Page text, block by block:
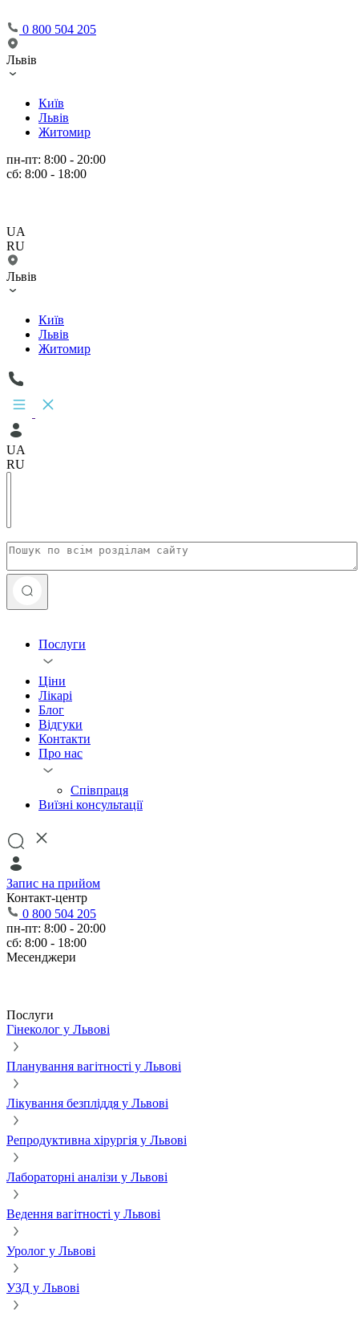
0 800 504 205
Львів
Київ
Львів
Житомир
пн-пт: 8:00 - 20:00
сб: 8:00 - 18:00
UA
RU
Львів
Київ
Львів
Житомир
UA
RU
Послуги
Ціни
Лікарі
Блог
Відгуки
Контакти
Про нас
Співпраця
Виїзні консультації
Запис на прийом
Контакт-центр
0 800 504 205
пн-пт: 8:00 - 20:00
сб: 8:00 - 18:00
Месенджери
Послуги
Гінеколог у Львові
Планування вагітності у Львові
Лікування безпліддя у Львові
Репродуктивна хірургія у Львові
Лабораторні аналізи у Львові
Ведення вагітності у Львові
Уролог у Львові
УЗД у Львові